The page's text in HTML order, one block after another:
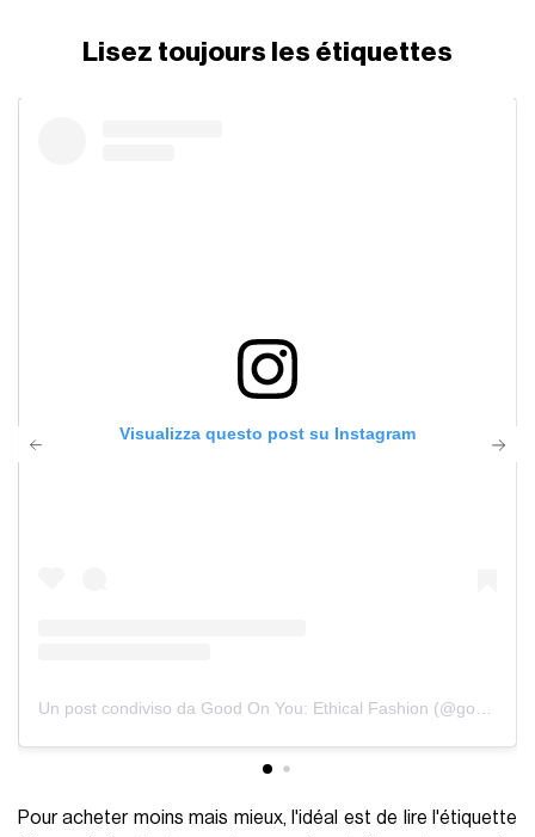
Lisez toujours les étiquettes
Visualizza questo post su Instagram
Un post condiviso da Good On You: Ethical Fashion (@goodonyou_app)
Pour acheter moins mais mieux, l'idéal est de lire l'étiquette